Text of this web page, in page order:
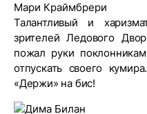
Мари Краймбрери
Талантливый и
зрителей Ледового
пожал руки
отпускать своего
«Держи» на бис!